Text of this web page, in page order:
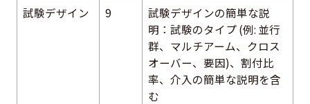
試験デザイン
9
試験デザインの簡単な説
明：試験のタイプ (例: 並行
群、マルチアーム、クロス
オーバー、要因)、割付比
率、介入の簡単な説明を含
む